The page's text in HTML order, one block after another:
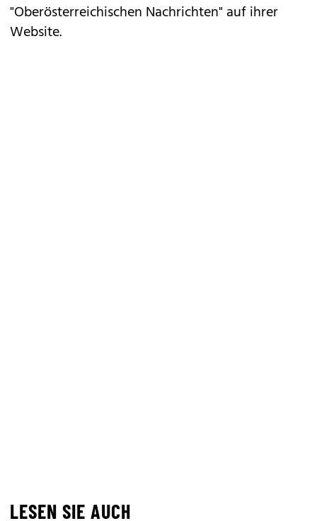
"Oberösterreichischen Nachrichten" auf ihrer
Website.
LESEN SIE AUCH